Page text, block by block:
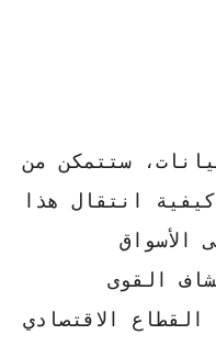
ستتمكن من
انتقال هذا
الأسواق
القوى
الاقتصادي